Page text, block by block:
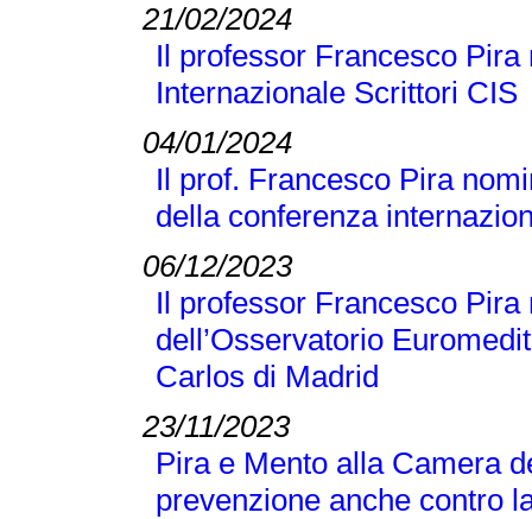
21/02/2024
Il professor Francesco
Internazionale Scrittori CIS
04/01/2024
Il prof. Francesco Pira
della conferenza
06/12/2023
Il professor Francesco
dell’Osservatorio
Carlos di Madrid
23/11/2023
Pira e Mento alla Camera
prevenzione anche contro